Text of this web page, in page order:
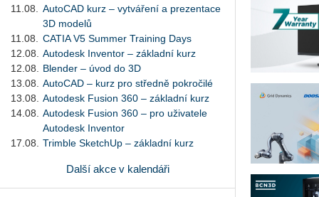
11.08.
AutoCAD kurz – vytváření a prezentace
3D modelů
11.08.
CATIA V5 Summer Training Days
12.08.
Autodesk Inventor – základní kurz
12.08.
Blender – úvod do 3D
13.08.
AutoCAD – kurz pro středně pokročilé
13.08.
Autodesk Fusion 360 – základní kurz
14.08.
Autodesk Fusion 360 – pro uživatele
Autodesk Inventor
17.08.
Trimble SketchUp – základní kurz
Další akce v kalendáři